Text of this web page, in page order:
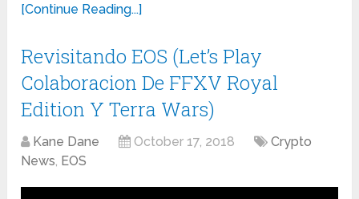
[Continue Reading...]
Revisitando EOS (Let’s Play
Colaboracion De FFXV Royal
Edition Y Terra Wars)
Kane Dane October 17, 2018
Crypto
News, EOS